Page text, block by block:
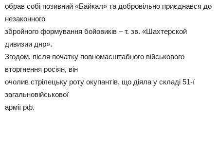
обрав собі позивний «Байкал» та добровільно приєднався до
незаконного
збройного формування бойовиків – т. зв. «Шахтерской
дивизии днр».
Згодом, після початку повномасштабного військового
вторгнення росіян, він
очолив стрілецьку роту окупантів, що діяла у складі 51-ї
загальновійськової
армії рф.